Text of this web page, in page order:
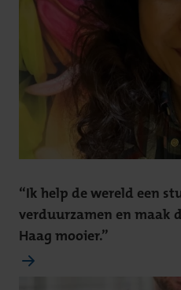
“Ik help de wereld een
verduurzamen en maak
Haag mooier.”